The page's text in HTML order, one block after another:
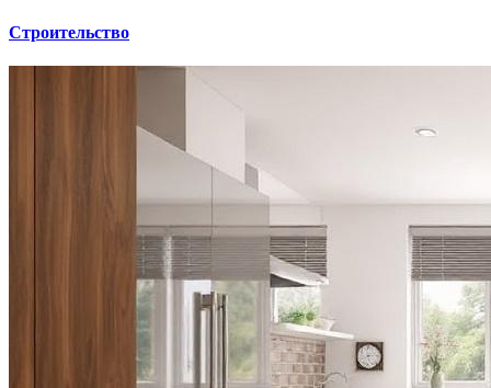
Строительство